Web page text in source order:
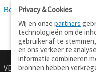
Bekijk 13 definitie(s) van
VERTALEN.NU
Privacy & Cookies
Wij en onzepartners
technologieën om de
gebruiker af te
en ons verkeer te
informatie combineren
bronnen hebben